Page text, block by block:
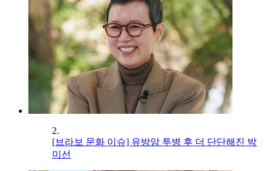
2.
[브라보 문화 이슈] 유방암 투병 후 더 단단해진 박
미선